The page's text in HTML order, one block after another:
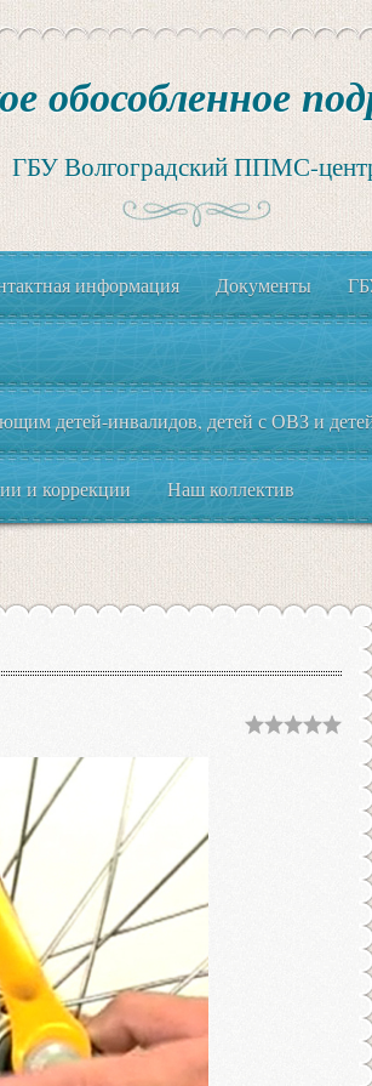
обособленное
ГБУ Волгоградский ППМС-
информация Документы
детей-инвалидов, детей с ОВЗ и
и коррекции Наш коллектив